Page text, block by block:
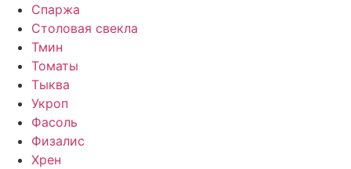
Спаржа
Столовая свекла
Тмин
Томаты
Тыква
Укроп
Фасоль
Физалис
Хрен